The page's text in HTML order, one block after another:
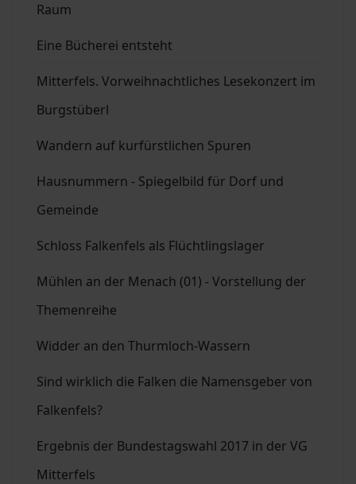
Raum
Eine Bücherei entsteht
Mitterfels. Vorweihnachtliches Lesekonzert im
Burgstüberl
Wandern auf kurfürstlichen Spuren
Hausnummern - Spiegelbild für Dorf und
Gemeinde
Schloss Falkenfels als Flüchtlingslager
Mühlen an der Menach (01) - Vorstellung der
Themenreihe
Widder an den Thurmloch-Wassern
Sind wirklich die Falken die Namensgeber von
Falkenfels?
Ergebnis der Bundestagswahl 2017 in der VG
Mitterfels